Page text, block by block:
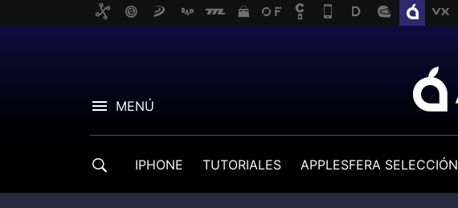
MENÚ
IPHONE TUTORIALES APPLESFERA SELECCIÓN